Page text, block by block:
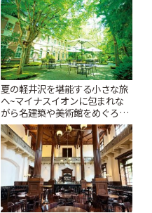
夏の軽井沢を堪能する小さな旅
へ~マイナスイオンに包まれな
がら名建築や美術館をめぐろう
~ | ことりっぷ